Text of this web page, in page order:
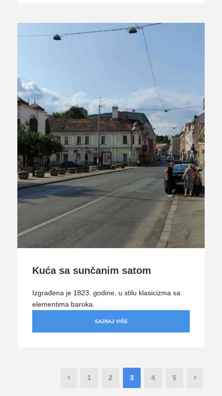
Kuća sa sunčanim satom
Izgrađena je 1823. godine, u stilu klasicizma sa
elementima baroka.
SAZNAJ VIŠE
1 2 3 4 5